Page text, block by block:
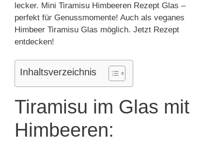
lecker. Mini Tiramisu Himbeeren Rezept Glas –
perfekt für Genussmomente! Auch als veganes
Himbeer Tiramisu Glas möglich. Jetzt Rezept
entdecken!
Inhaltsverzeichnis
Tiramisu im Glas mit
Himbeeren: